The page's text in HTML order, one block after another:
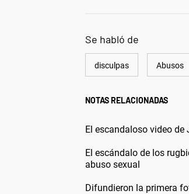
Se habló de
disculpas Abusos
NOTAS RELACIONADAS
El escandaloso video
El escándalo de los
abuso sexual
Difundieron la primera